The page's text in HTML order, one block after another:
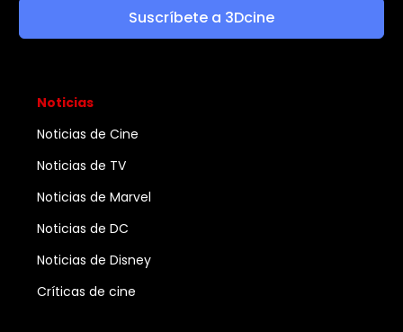
Suscríbete a 3Dcine
Noticias
Noticias de Cine
Noticias de TV
Noticias de Marvel
Noticias de DC
Noticias de Disney
Críticas de cine